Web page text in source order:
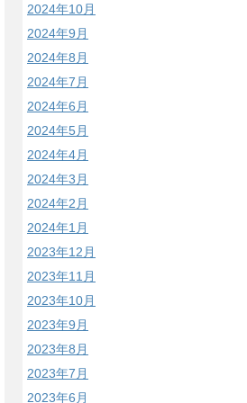
2024年10月
2024年9月
2024年8月
2024年7月
2024年6月
2024年5月
2024年4月
2024年3月
2024年2月
2024年1月
2023年12月
2023年11月
2023年10月
2023年9月
2023年8月
2023年7月
2023年6月